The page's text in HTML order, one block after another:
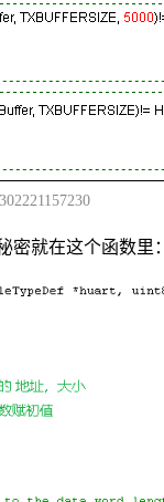
就在这个函数里：